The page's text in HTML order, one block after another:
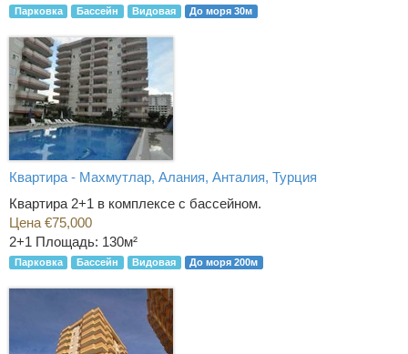
Парковка Бассейн Видовая До моря 30м
Квартира - Махмутлар, Алания, Анталия, Турция
Квартира 2+1 в комплексе с бассейном.
Цена €75,000
2+1 Площадь: 130м²
Парковка Бассейн Видовая До моря 200м